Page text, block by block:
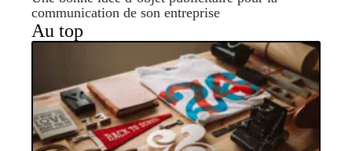
communication de son entreprise
Au top